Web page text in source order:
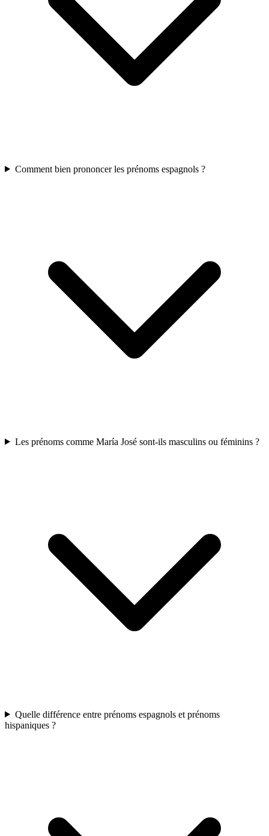
Comment bien prononcer les prénoms espagnols ?
Les prénoms comme María José sont-ils masculins ou féminins ?
Quelle différence entre prénoms espagnols et prénoms
hispaniques ?